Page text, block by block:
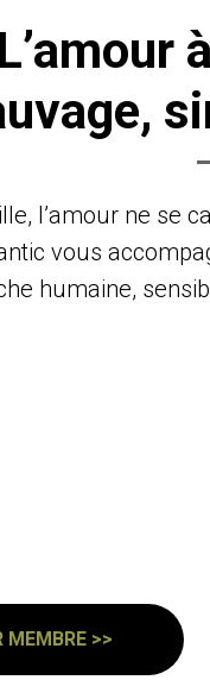
L’amour
l’amour ne se
vous
humaine,
MEMBRE >>